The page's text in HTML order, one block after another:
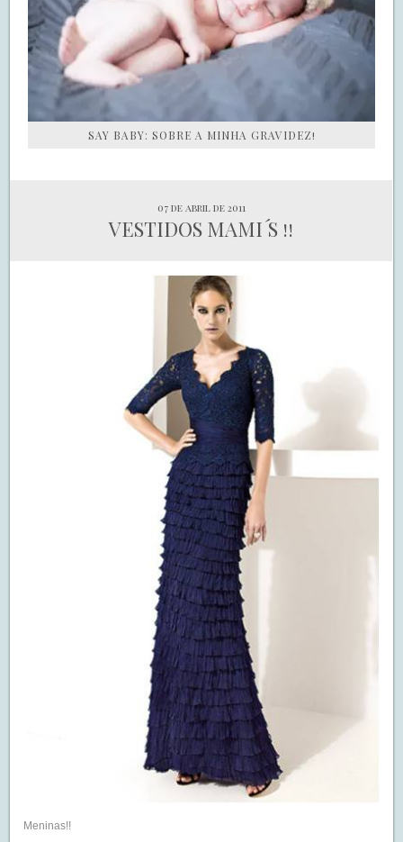
SAY BABY: SOBRE A MINHA GRAVIDEZ!
07 de abril de 2011
VESTIDOS MAMI´S !!
Meninas!!